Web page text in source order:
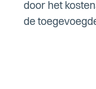
door het
de